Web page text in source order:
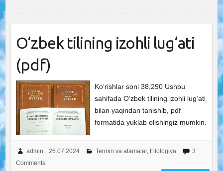
O‘zbek tilining izohli lug‘ati
(pdf)
Ko‘rishlar soni 38,290 Ushbu
sahifada O‘zbek tilining izohli lug‘ati
bilan yaqindan tanishib, pdf
formatida yuklab olishingiz mumkin.
admin 26.07.2024 Termin va atamalar, Filologiya
3
Comments